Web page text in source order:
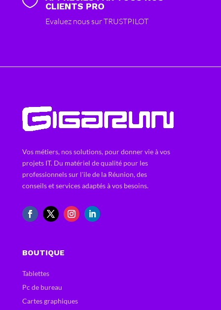
CLIENTS PRO
Evaluez nous sur TRUSTPILOT
Vos métiers, nos solutions, pour donner vie à vos
projets IT. Du matériel de qualité pour les
professionnels sur l'ile de la Réunion, des
conseils et services adaptés à vos besoins.
BOUTIQUE
Tablettes
Pc de bureau
Cartes graphiques